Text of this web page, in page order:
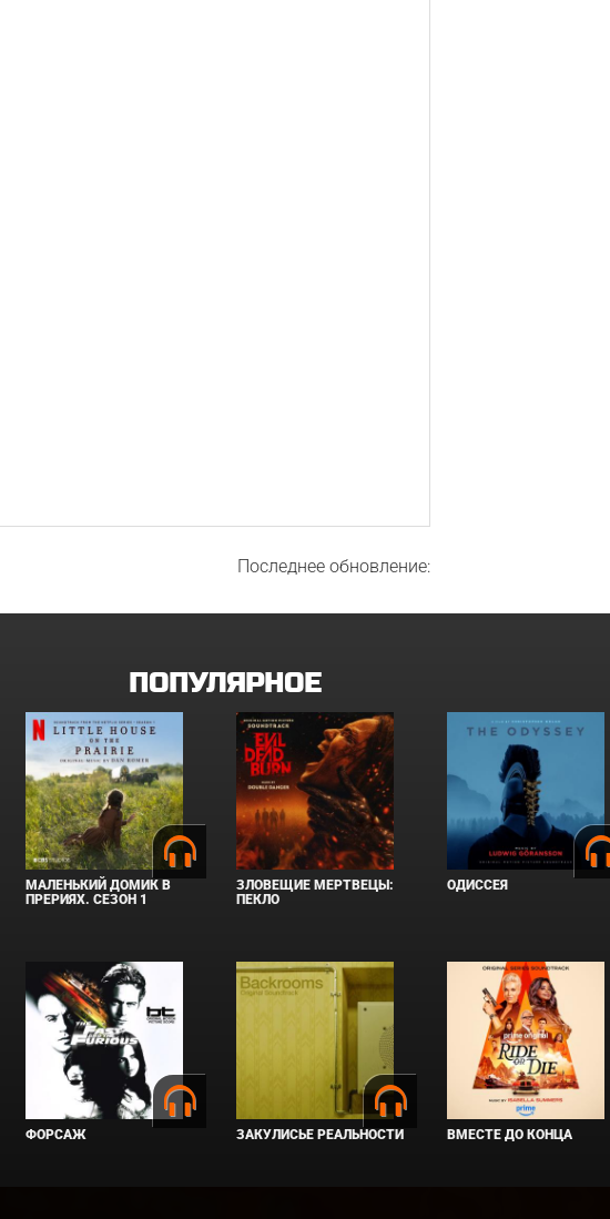
Последнее обновление:
ПОПУЛЯРНОЕ
МАЛЕНЬКИЙ ДОМИК В
ПРЕРИЯХ. СЕЗОН 1
ЗЛОВЕЩИЕ МЕРТВЕЦЫ:
ПЕКЛО
ОДИССЕЯ
ФОРСАЖ ЗАКУЛИСЬЕ РЕАЛЬНОСТИ ВМЕСТЕ ДО КОНЦА